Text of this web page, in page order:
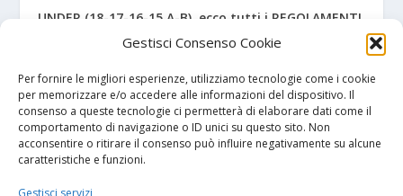
Gestisci Consenso Cookie
Per fornire le migliori esperienze, utilizziamo tecnologie come i cookie
per memorizzare e/o accedere alle informazioni del dispositivo. Il
consenso a queste tecnologie ci permetterà di elaborare dati come il
comportamento di navigazione o ID unici su questo sito. Non
acconsentire o ritirare il consenso può influire negativamente su alcune
caratteristiche e funzioni.
UNDER (18-17-16-15 A-B), ecco tutti i REGOLAMENTI
NAPOLI – Tre ex Benevento U17 “svincolati” firmano
per gli azzurri
I NOSTRI SPONSOR